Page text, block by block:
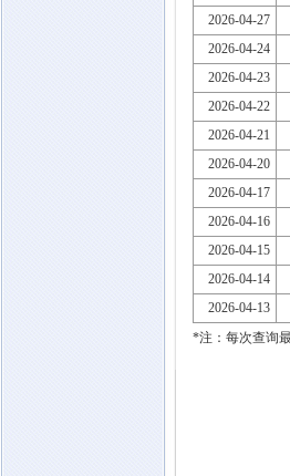
2026-04-27
2026-04-24
2026-04-23
2026-04-22
2026-04-21
2026-04-20
2026-04-17
2026-04-16
2026-04-15
2026-04-14
2026-04-13
*注：每次查询